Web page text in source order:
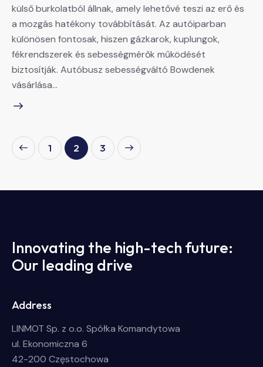
külső burkolatból állnak, amely lehetővé teszi az erő és
a mozgás hatékony továbbítását. Az autóiparban
különösen fontosak, hiszen gázkarok, kuplungok,
fékrendszerek és sebességmérők működését
biztosítják. Autóbusz sebességváltó Bowdenek
vásárlása…
1 2 3
Innovating the high-tech future:
Our leading drive
Address
LINMOT Sp. z o.o. Spółka Komandytowa
ul. Ekonomiczna 6
42-200 Częstochowa